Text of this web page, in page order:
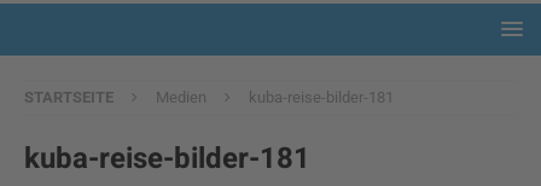
STARTSEITE Medien kuba-reise-bilder-181
kuba-reise-bilder-181